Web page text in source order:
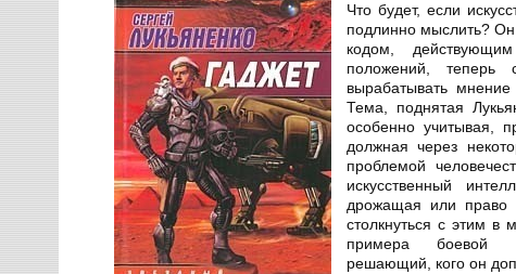
Что будет, если
подлинно мыслить?
кодом,
положений, теперь
вырабатывать мнение
Тема, поднятая
особенно учитывая,
должная через
проблемой
искусственный
дрожащая или право
столкнуться с этим
примера боевой
решающий, кого он